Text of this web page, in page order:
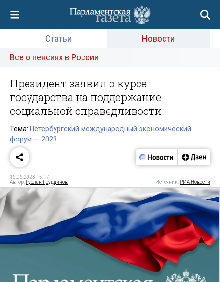
Статьи
Новости
Все о пенсиях в России
Президент заявил о курсе
государства на поддержание
социальной справедливости
Тема: Петербургский международный экономический
форум — 2023
16.06.2023 15:17
Автор: Руслан Грудцинов Источник: РИА Новости